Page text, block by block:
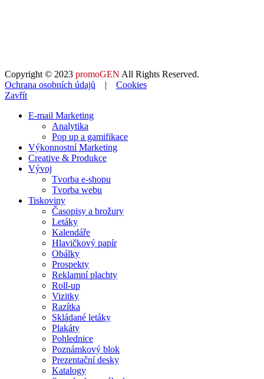
Copyright © 2023 promoGEN All Rights Reserved.
Ochrana osobních údajů | Cookies
Zavřít
E-mail Marketing
Analytika
Pop up a gamifikace
Výkonnostní Marketing
Creative & Produkce
Vývoj
Tvorba e-shopu
Tvorba webu
Tiskoviny
Časopisy a brožury
Letáky
Kalendáře
Hlavičkový papír
Obálky
Prospekty
Reklamní plachty
Roll-up
Vizitky
Razítka
Skládané letáky
Plakáty
Pohlednice
Poznámkový blok
Prezentační desky
Katalogy